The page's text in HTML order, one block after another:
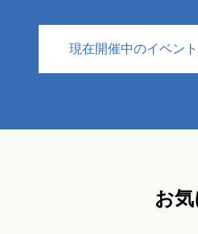
現在開催中のイベン
お